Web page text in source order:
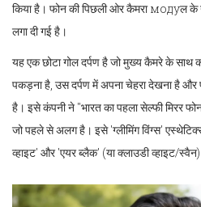
किया है। फोन की पिछली ओर कैमरा модуल
लगा दी गई है।
यह एक छोटा गोल दर्पण है जो मुख्य कैमरे के
पकड़ना है, उस दर्पण में अपना चेहरा देखना है
है। इसे कंपनी ने "भारत का पहला सेल्फी मिरर
जो पहले से अलग है। इसे 'ग्लीमिंग विंग्स'
व्हाइट' और 'एयर ब्लैक' (या क्लाउडी व्हाइट/